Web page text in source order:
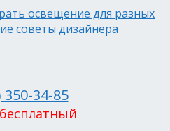
освещение для разных
советы дизайнера
350-34-85